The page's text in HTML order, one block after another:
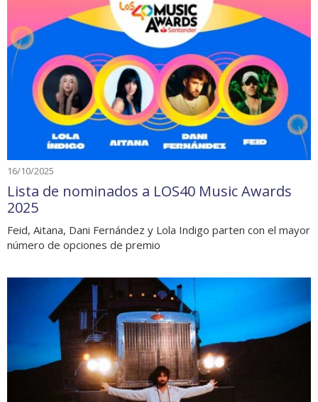
16/10/2025
Lista de nominados a LOS40 Music Awards
2025
Feid, Aitana, Dani Fernández y Lola Indigo parten con el mayor
número de opciones de premio